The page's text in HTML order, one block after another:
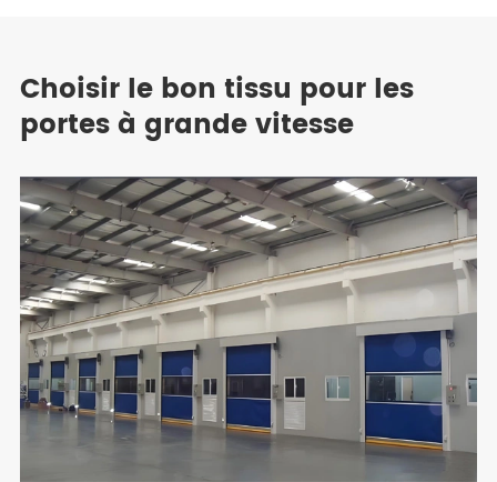
Choisir le bon tissu pour les
portes à grande vitesse